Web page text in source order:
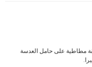
مطاطية على حامل العدسة